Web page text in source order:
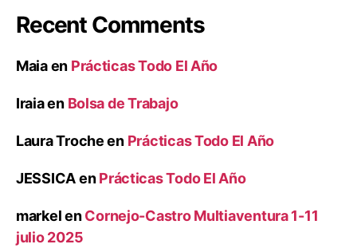
Recent Comments
Maiaen Prácticas Todo El Año
Iraiaen Bolsa de Trabajo
Laura Trocheen Prácticas Todo El Año
JESSICAenPrácticas Todo El Año
markelenCornejo-Castro Multiaventura 1-11
julio 2025